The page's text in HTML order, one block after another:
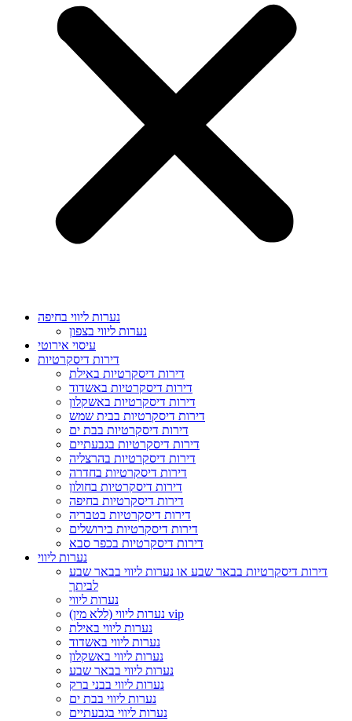
נערות ליווי בחיפה
נערות ליווי בצפון
עיסוי אירוטי
דירות דיסקרטיות
דירות דיסקרטיות באילת
דירות דיסקרטיות באשדוד
דירות דיסקרטיות באשקלון
דירות דיסקרטיות בבית שמש
דירות דיסקרטיות בבת ים
דירות דיסקרטיות בגבעתיים
דירות דיסקרטיות בהרצליה
דירות דיסקרטיות בחדרה
דירות דיסקרטיות בחולון
דירות דיסקרטיות בחיפה
דירות דיסקרטיות בטבריה
דירות דיסקרטיות בירושלים
דירות דיסקרטיות בכפר סבא
נערות ליווי
דירות דיסקרטיות בבאר שבע או נערות ליווי בבאר שבע
לביתך
נערות ליווי
נערות ליווי (ללא מין) vip
נערות ליווי באילת
נערות ליווי באשדוד
נערות ליווי באשקלון
נערות ליווי בבאר שבע
נערות ליווי בבני ברק
נערות ליווי בבת ים
נערות ליווי בגבעתיים